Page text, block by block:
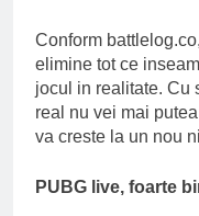
Conform
elimine tot ce
jocul in realitate. Cu
real nu vei mai
va creste la un nou
PUBG live, foarte